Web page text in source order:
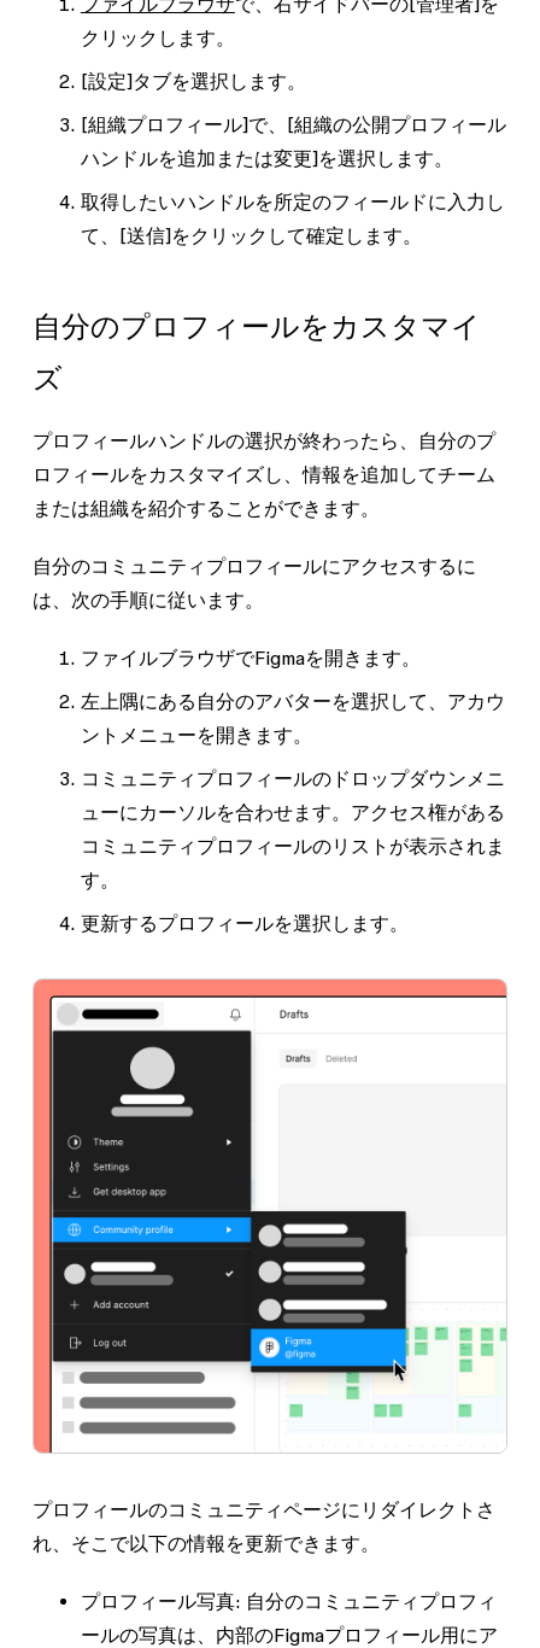
クリックします。
[設定]タブを選択します。
[組織プロフィール]で、 [組織の公開プロフィール
ハンドルを追加または変更]を選択します。
取得したいハンドルを所定のフィールドに入力し
て、 [送信]をクリックして確定します。
自分のプロフィールをカスタマイ
ズ
プロフィールハンドルの選択が終わったら、自分のプ
ロフィールをカスタマイズし、情報を追加してチーム
または組織を紹介することができます。
自分のコミュニティプロフィールにアクセスするに
は、次の手順に従います。
ファイルブラウザでFigmaを開きます。
左上隅にある自分のアバターを選択して、アカウ
ントメニューを開きます。
コミュニティプロフィールのドロップダウンメニ
ューにカーソルを合わせます。アクセス権がある
コミュニティプロフィールのリストが表示されま
す。
更新するプロフィールを選択します。
プロフィールのコミュニティページにリダイレクトさ
れ、そこで以下の情報を更新できます。
プロフィール写真: 自分のコミュニティプロフィ
ールの写真は、内部のFigmaプロフィール用にア